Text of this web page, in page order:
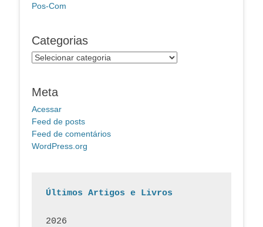
Pos-Com
Categorias
Categorias
Meta
Acessar
Feed de posts
Feed de comentários
WordPress.org
Últimos Artigos e Livros
2026